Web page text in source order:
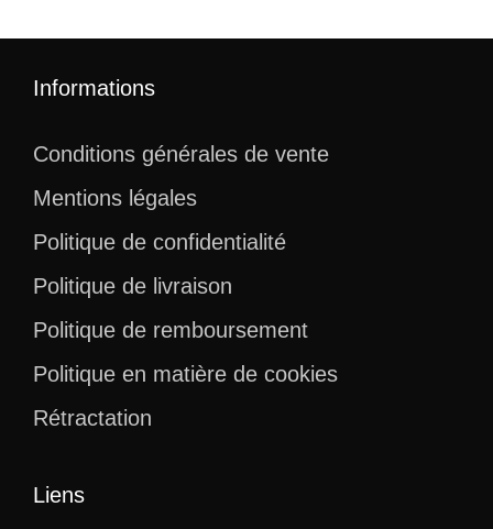
Informations
Conditions générales de vente
Mentions légales
Politique de confidentialité
Politique de livraison
Politique de remboursement
Politique en matière de cookies
Rétractation
Liens